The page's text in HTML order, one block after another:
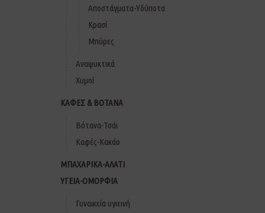
Αποστάγματα-Υδύποτα
Κρασί
Μπύρες
Αναψυκτικά
Χυμοί
ΚΑΦΕΣ & ΒΟΤΑΝΑ
Βότανα-Τσάι
Καφές-Κακάο
ΜΠΑΧΑΡΙΚΑ-ΑΛΑΤΙ
ΥΓΕΙΑ-ΟΜΟΡΦΙΑ
Γυναικεία υγιεινή